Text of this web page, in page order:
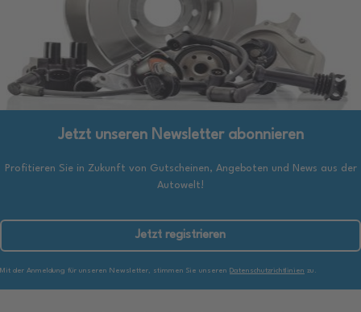
Jetzt unseren Newsletter abonnieren
Profitieren Sie in Zukunft von Gutscheinen, Angeboten und News aus der
Autowelt!
Jetzt registrieren
Mit der Anmeldung für unseren Newsletter, stimmen Sie unseren Datenschutzrichtlinien zu.